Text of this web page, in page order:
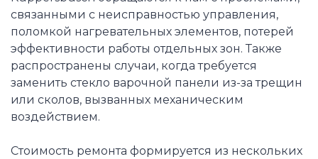
связанными с неисправностью управления,
поломкой нагревательных элементов, потерей
эффективности работы отдельных зон. Также
распространены случаи, когда требуется
заменить стекло варочной панели из-за трещин
или сколов, вызванных механическим
воздействием.
Стоимость ремонта формируется из нескольких